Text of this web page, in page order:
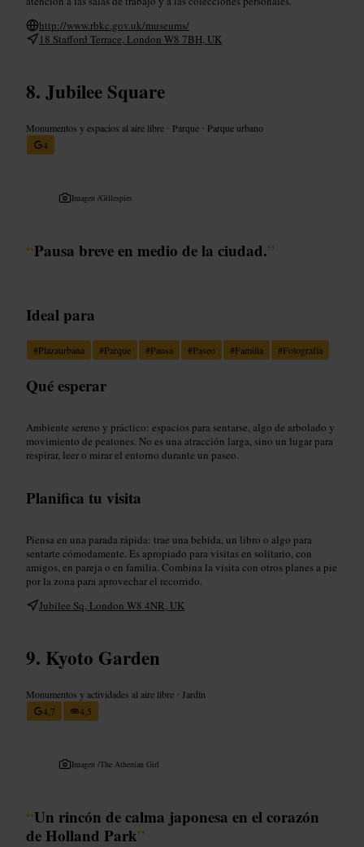
http://www.rbkc.gov.uk/museums/
18 Stafford Terrace, London W8 7BH, UK
Jubilee Square
Monumentos y espacios al aire libre • Parque • Parque urbano
4
Imagen /Gillespies
“Pausa breve en medio de la ciudad.”
Ideal para
#Plazaurbana #Parque #Pausa #Paseo #Familia #Fotografía
Qué esperar
Ambiente sereno y práctico: espacios para sentarse, algo de arbolado y
movimiento de peatones. No es una atracción larga, sino un lugar para
respirar, leer o mirar el entorno durante un paseo.
Planifica tu visita
Piensa en una parada rápida: trae una bebida, un libro o algo para
sentarte cómodamente. Es apropiado para visitas en solitario, con
amigos, en pareja o en familia. Combina la visita con otros planes a pie
por la zona para aprovechar el recorrido.
Jubilee Sq, London W8 4NR, UK
Kyoto Garden
Monumentos y actividades al aire libre • Jardín
4,7
4,5
Imagen /The Athenian Girl
“Un rincón de calma japonesa en el corazón
de Holland Park”